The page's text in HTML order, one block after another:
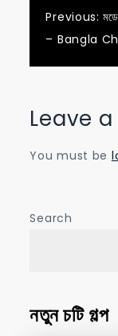
Post
Previous:
– Bangla
Leave
You must be
Search
নতুন চটি গল্প